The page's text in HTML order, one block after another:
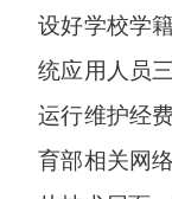
设好学校学
统应用人员
运行维护经
育部相关网